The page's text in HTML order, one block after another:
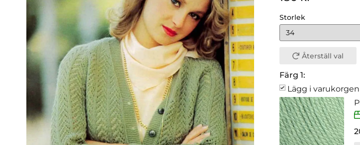
Storlek
Återställ val
Färg 1:
Lägg i varukorgen